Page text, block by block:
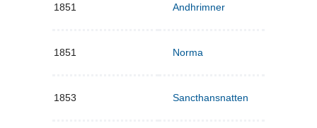
1851 Andhrimner
1851 Norma
1853 Sancthansnatten